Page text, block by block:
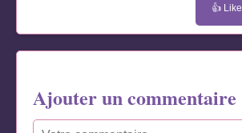
👍 Like
Ajouter un commentaire